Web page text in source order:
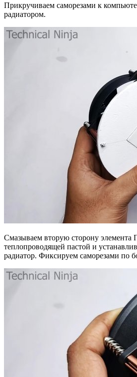
Прикручиваем саморезами к
радиатором.
Смазываем вторую сторону элемента
теплопроводящей пастой и
радиатор. Фиксируем саморезами по